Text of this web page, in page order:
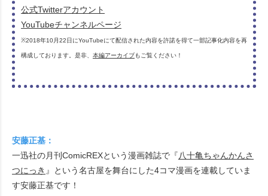
公式Twitterアカウント
YouTubeチャンネルページ
※2018年10月22日にYouTubeにて配信された内容を許諾を得て一部記事化内容を再
構成しております。是非、 本編アーカイブもご覧ください！
安藤正基：
一迅社の月刊ComicREXという漫画雑誌で『八十亀ちゃんかんさ
つにっき 』という名古屋を舞台にした4コマ漫画を連載していま
す安藤正基です！